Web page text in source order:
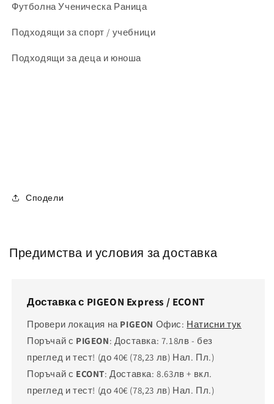
Футболна Ученическа Раница
Подходящи за спорт / учебници
Подходящи за деца и юноша
Сподели
Предимства и условия за доставка
Доставка с PIGEON Express / ECONT
Провери локация на PIGEON Офис: Натисни тук
Поръчай с PIGEON: Доставка: 7.18лв - без
преглед и тест! (до 40€ (78,23 лв) Нал. Пл.)
Поръчай с ECONT: Доставка: 8.63лв + вкл.
преглед и тест! (до 40€ (78,23 лв) Нал. Пл.)